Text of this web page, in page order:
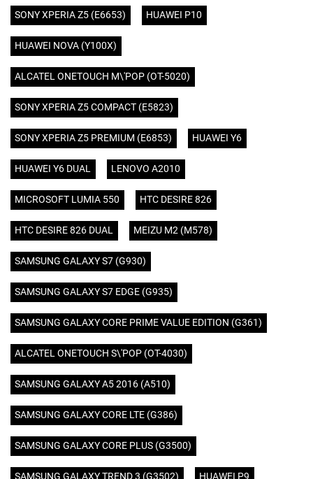
SONY XPERIA Z5 (E6653) HUAWEI P10
HUAWEI NOVA (Y100X)
ALCATEL ONETOUCH M\'POP (OT-5020)
SONY XPERIA Z5 COMPACT (E5823)
SONY XPERIA Z5 PREMIUM (E6853) HUAWEI Y6
HUAWEI Y6 DUAL LENOVO A2010
MICROSOFT LUMIA 550 HTC DESIRE 826
HTC DESIRE 826 DUAL MEIZU M2 (M578)
SAMSUNG GALAXY S7 (G930)
SAMSUNG GALAXY S7 EDGE (G935)
SAMSUNG GALAXY CORE PRIME VALUE EDITION (G361)
ALCATEL ONETOUCH S\'POP (OT-4030)
SAMSUNG GALAXY A5 2016 (A510)
SAMSUNG GALAXY CORE LTE (G386)
SAMSUNG GALAXY CORE PLUS (G3500)
SAMSUNG GALAXY TREND 3 (G3502) HUAWEI P9